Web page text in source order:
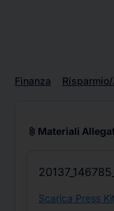
Finanza
attach_file Materiali
Scarica Press